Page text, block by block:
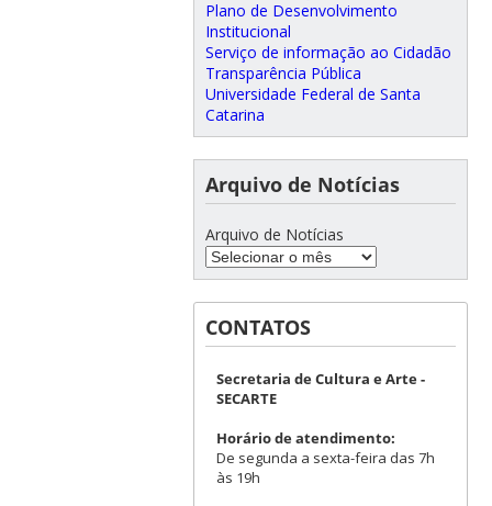
Plano de Desenvolvimento
Institucional
Serviço de informação ao Cidadão
Transparência Pública
Universidade Federal de Santa
Catarina
Arquivo de Notícias
Arquivo de Notícias
CONTATOS
Secretaria de Cultura e Arte -
SECARTE
Horário de atendimento:
De segunda a sexta-feira das 7h
às 19h